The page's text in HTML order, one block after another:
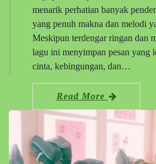
menarik perhatian banyak
yang penuh makna dan melodi
Meskipun terdengar ringan dan
lagu ini menyimpan pesan yang
cinta, kebingungan, dan…
Read More